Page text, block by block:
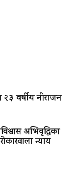
वर्षीय नीराजन
अभिवृद्धिका
न्याय